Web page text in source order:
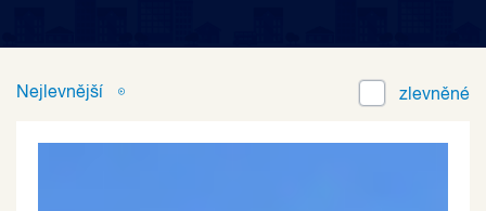
Nejlevnější zlevněné